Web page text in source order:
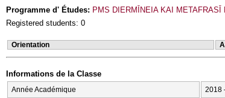
Programme d' Études: PMS DIERMĪNEIA KAI METAFRASĪ
Registered students: 0
Orientation
Informations de la Classe
Année Académique 2018